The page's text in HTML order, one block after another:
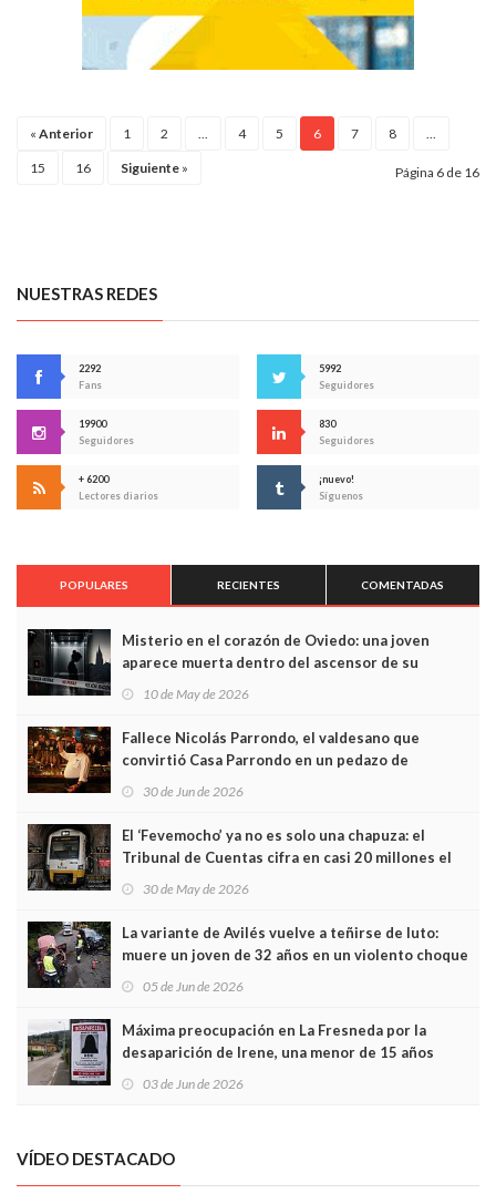
« Anterior 1 2 ... 4 5 6 7 8 ...
15 16 Siguiente » Página 6 de 16
NUESTRAS REDES
2292
Fans
5992
Seguidores
19900
Seguidores
830
Seguidores
+ 6200
Lectores diarios
¡nuevo!
Síguenos
POPULARES RECIENTES COMENTADAS
Misterio en el corazón de Oviedo: una joven
aparece muerta dentro del ascensor de su
edificio y las cámaras captan sus últimos minutos
10 de May de 2026
Fallece Nicolás Parrondo, el valdesano que
convirtió Casa Parrondo en un pedazo de
Asturias en Madrid
30 de Jun de 2026
El ‘Fevemocho’ ya no es solo una chapuza: el
Tribunal de Cuentas cifra en casi 20 millones el
sobrecoste de los trenes que no cabían por los
30 de May de 2026
La variante de Avilés vuelve a teñirse de luto:
muere un joven de 32 años en un violento choque
frontal
05 de Jun de 2026
Máxima preocupación en La Fresneda por la
desaparición de Irene, una menor de 15 años
03 de Jun de 2026
VÍDEO DESTACADO